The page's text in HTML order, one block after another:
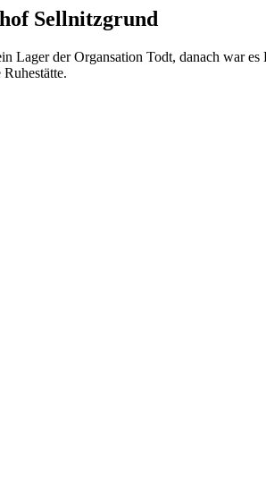
Sellnitzgrund
Lager der Organsation Todt, danach war